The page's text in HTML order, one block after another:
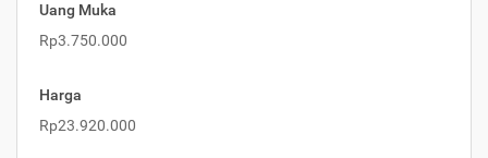
Uang Muka
Rp3.750.000
Harga
Rp23.920.000